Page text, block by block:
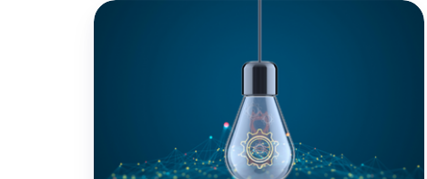
Axomove
ARS